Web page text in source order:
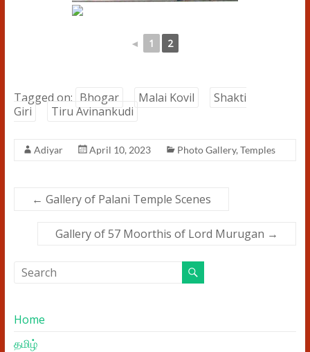
◄ 1 2
Tagged on: Bhogar Malai Kovil
Shakti
Giri
Tiru Avinankudi
Adiyar April 10, 2023 Photo Gallery, Temples
← Gallery of Palani Temple Scenes
Gallery of 57 Moorthis of Lord Murugan →
Home
தமிழ்